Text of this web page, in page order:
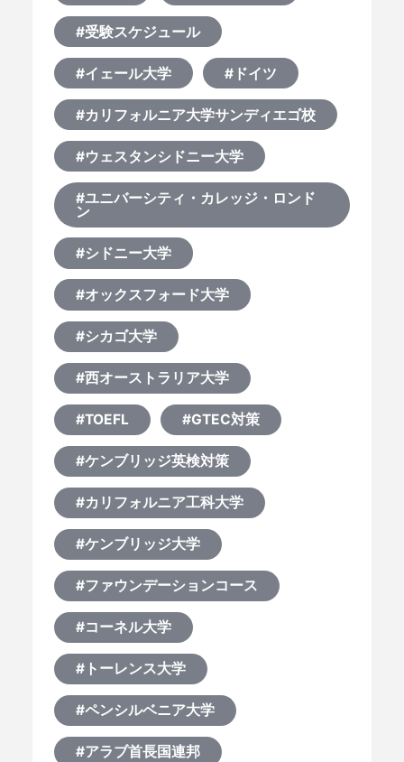
#受験スケジュール
#イェール大学 #ドイツ
#カリフォルニア大学サンディエゴ校
#ウェスタンシドニー大学
#ユニバーシティ・カレッジ・ロンド
ン
#シドニー大学
#オックスフォード大学
#シカゴ大学
#西オーストラリア大学
#TOEFL #GTEC対策
#ケンブリッジ英検対策
#カリフォルニア工科大学
#ケンブリッジ大学
#ファウンデーションコース
#コーネル大学
#トーレンス大学
#ペンシルベニア大学
#アラブ首長国連邦